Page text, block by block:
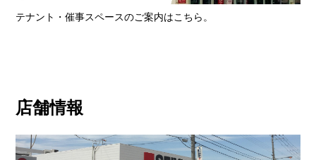
テナント・催事スペースのご案内はこちら。
店舗情報